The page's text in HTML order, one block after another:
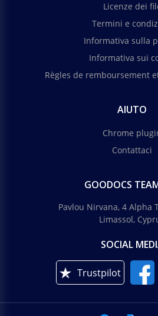
Licenze dei
Termini e
Informativa sulla
Informativa sui
Règles de remboursement
AIUTO
Chrome
Contattaci
GOODOCS
Pavlou Nirvana, 4 Alpha
Limassol,
SOCIAL
Trustpilot